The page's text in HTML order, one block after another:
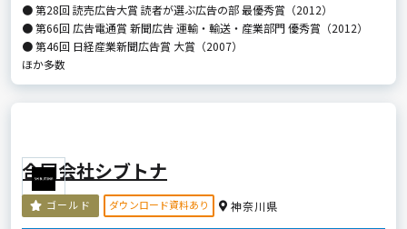
● 第28回 読売広告大賞 読者が選ぶ広告の部 最優秀賞（2012）
● 第66回 広告電通賞 新聞広告 運輸・輸送・産業部門 優秀賞（2012）
● 第46回 日経産業新聞広告賞 大賞（2007）
ほか多数
合同会社シブトナ
ゴールド ダウンロード資料あり 神奈川県